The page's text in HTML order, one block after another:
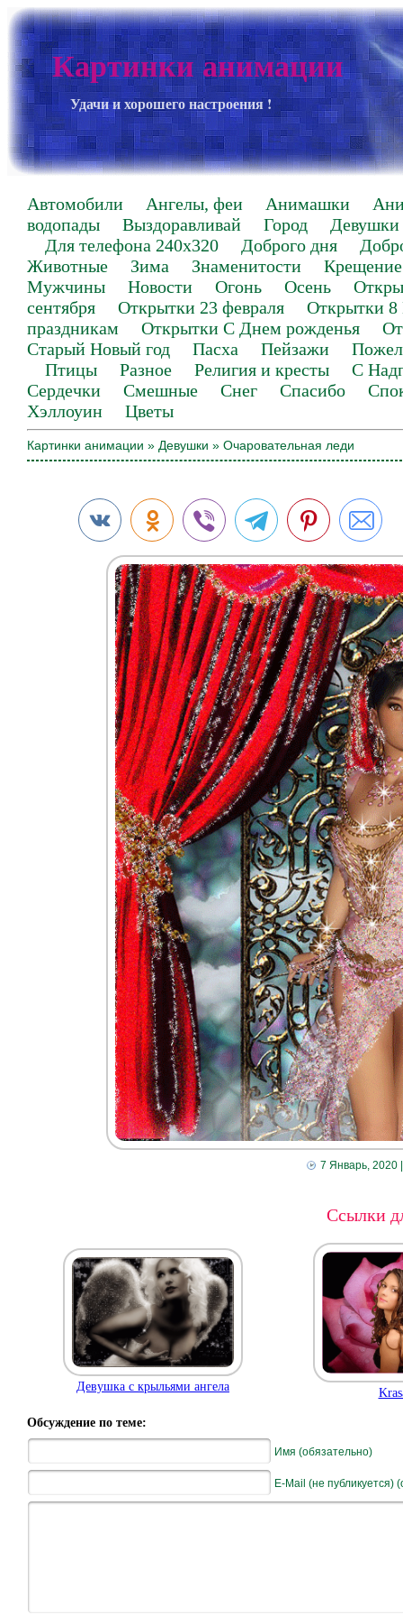
Картинки анимации
Удачи и хорошего настроения !
Автомобили Ангелы, феи Анимашки
водопады
Выздоравливай Город
Девушки
Для телефона 240х320
Доброго дня
Животные
Зима Знаменитости
Крещение
Мужчины
Новости Огонь Осень
сентября
Открытки 23 февраля
Открытки 8
праздникам
Открытки С Днем рожденья
Старый Новый год
Пасха Пейзажи
Птицы
Разное Религия и кресты
С
Сердечки
Смешные Снег Спасибо
Хэллоуин
Цветы
Картинки анимации » Девушки » Очаровательная леди
7 Январь, 2020
Ссылки
Девушка с крыльями ангела
Обсуждение по теме:
Имя (обязательно)
E-Mail (не публикуется)